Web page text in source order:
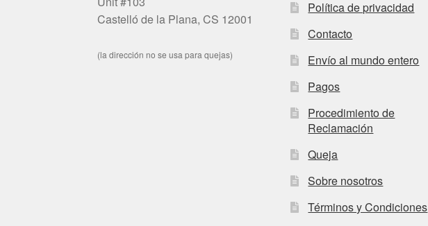
Castelló de la Plana, CS 12001
(la dirección no se usa para quejas)
Política de privacidad
Contacto
Envío al mundo entero
Pagos
Procedimiento de
Reclamación
Queja
Sobre nosotros
Términos y Condiciones